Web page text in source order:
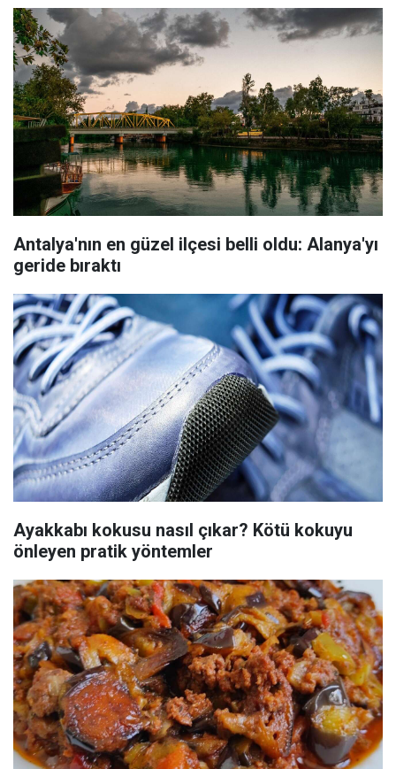
Antalya'nın en güzel ilçesi belli oldu: Alanya'yı
geride bıraktı
Ayakkabı kokusu nasıl çıkar? Kötü kokuyu
önleyen pratik yöntemler